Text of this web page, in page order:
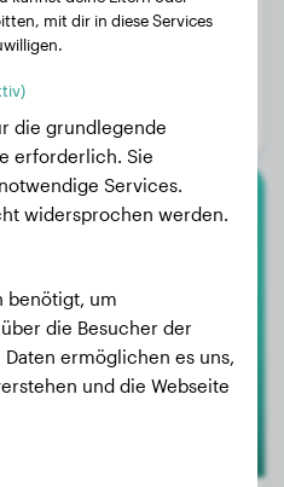
Hündinn
Terrier
1
mit dir in diese Services
die grundlegende
erforderlich. Sie
Services.
widersprochen werden.
benötigt, um
die Besucher der
ermöglichen es uns,
und die Webseite